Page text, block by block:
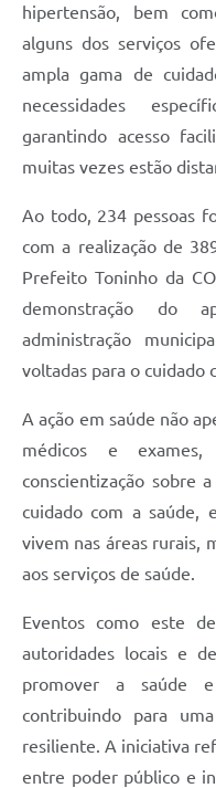
hipertensão, bem
alguns dos serviços
ampla gama de
necessidades
garantindo acesso
muitas vezes estão
Ao todo, 234 pessoas
com a realização de
Prefeito Toninho da
demonstração do
administração
voltadas para o cuidado
A ação em saúde não
médicos e
conscientização sobre
cuidado com a saúde,
vivem nas áreas rurais,
aos serviços de saúde.
Eventos como este
autoridades locais e
promover a saúde
contribuindo para
resiliente. A iniciativa
entre poder público e